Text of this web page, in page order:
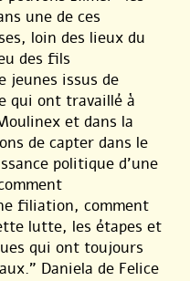
une de ces
loin des lieux du
des fils
jeunes issus de
qui ont travaillé à
et dans la
de capter dans le
politique d’une
filiation, comment
lutte, les étapes et
qui ont toujours
Daniela de Felice